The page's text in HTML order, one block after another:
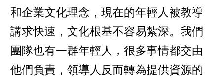
和企業文化理念，現在的年輕人被教導
講求快速，文化根基不容易紮深。我們
團隊也有一群年輕人，很多事情都交由
他們負責，領導人反而轉為提供資源的